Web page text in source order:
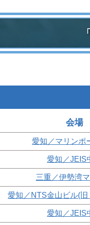
会場
愛知／マリンポ
愛知／JEIS
三重／伊勢湾
愛知／NTS金山ビル(
愛知／JEIS